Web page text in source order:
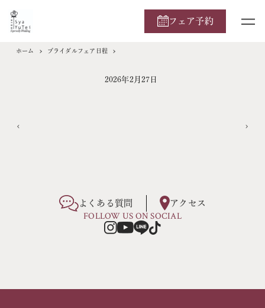
フェア予約
ホーム ブライダルフェア日程
2026年2月27日
よくある質問 アクセス
FOLLOW US ON SOCIAL